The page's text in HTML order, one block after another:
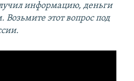
информацию, деньги
этот вопрос под